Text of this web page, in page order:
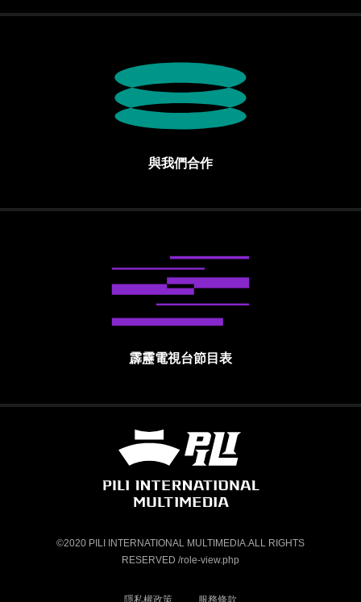
與我們合作
霹靂電視台節目表
霹靂國際多媒體股份有限公司 PILI
©2020 PILI INTERNATIONAL MULTIMEDIA.ALL RIGHTS
RESERVED /role-view.php
隱私權政策 服務條款